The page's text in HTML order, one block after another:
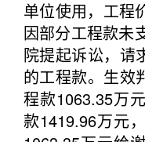
单位使用，工程
因部分工程款未
院提起诉讼，请
的工程款。生效
程款1063.35万
款1419.96万元